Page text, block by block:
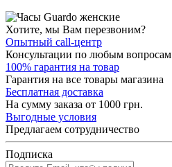
Хотите, мы Вам перезвоним?
Опытный call-центр
Консультации по любым вопросам
100% гарантия на товар
Гарантия на все товары магазина
Бесплатная доставка
На сумму заказа от 1000 грн.
Выгодные условия
Предлагаем сотрудничество
Подписка